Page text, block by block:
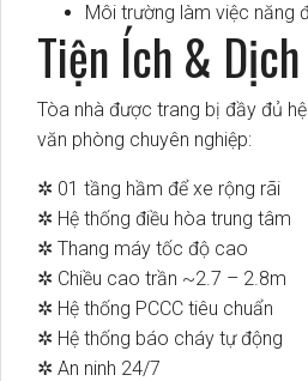
Môi trường làm việc năng
Tiện Ích &
Tòa nhà được trang bị đầy đủ
văn phòng chuyên nghiệp:
✲ 01 tầng hầm để xe rộng rãi
✲ Hệ thống điều hòa trung tâm
✲ Thang máy tốc độ cao
✲ Chiều cao trần ~2.7 – 2.8m
✲ Hệ thống PCCC tiêu chuẩn
✲ Hệ thống báo cháy tự động
✲ An ninh 24/7